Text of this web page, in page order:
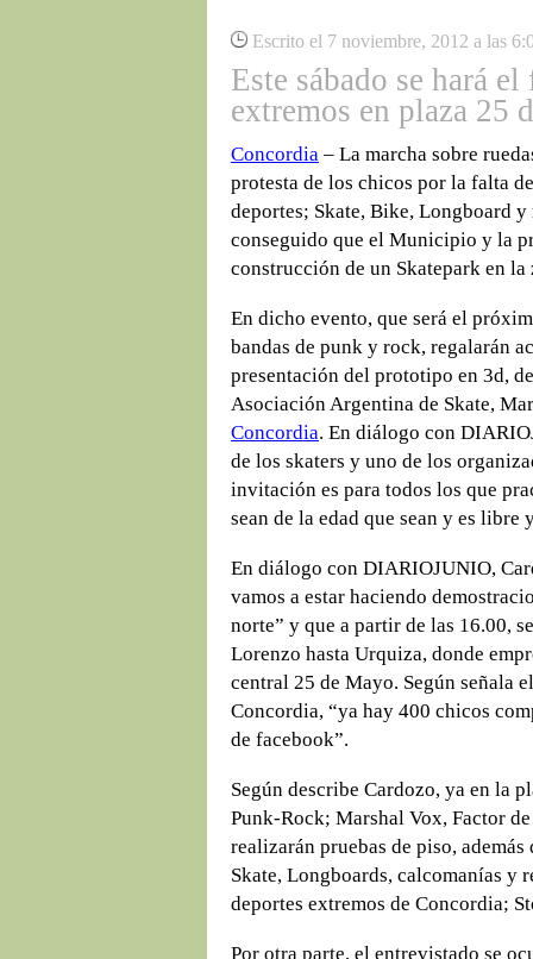
Escrito el 7 noviembre, 2012 a las
Este sábado se hará
extremos en plaza 25
Concordia – La marcha sobre
protesta de los chicos por la falta
deportes; Skate, Bike, Longboard
conseguido que el Municipio y la
construcción de un Skatepark en
En dicho evento, que será el
bandas de punk y rock, regalarán
presentación del prototipo en 3d,
Asociación Argentina de Skate,
Concordia. En diálogo con
de los skaters y uno de los
invitación es para todos los que
sean de la edad que sean y es libre
En diálogo con DIARIOJUNIO,
vamos a estar haciendo
norte” y que a partir de las 16.00,
Lorenzo hasta Urquiza, donde
central 25 de Mayo. Según señala
Concordia, “ya hay 400 chicos
de facebook”.
Según describe Cardozo, ya en la
Punk-Rock; Marshal Vox, Factor
realizarán pruebas de piso,
Skate, Longboards, calcomanías y
deportes extremos de Concordia;
Por otra parte, el entrevistado se